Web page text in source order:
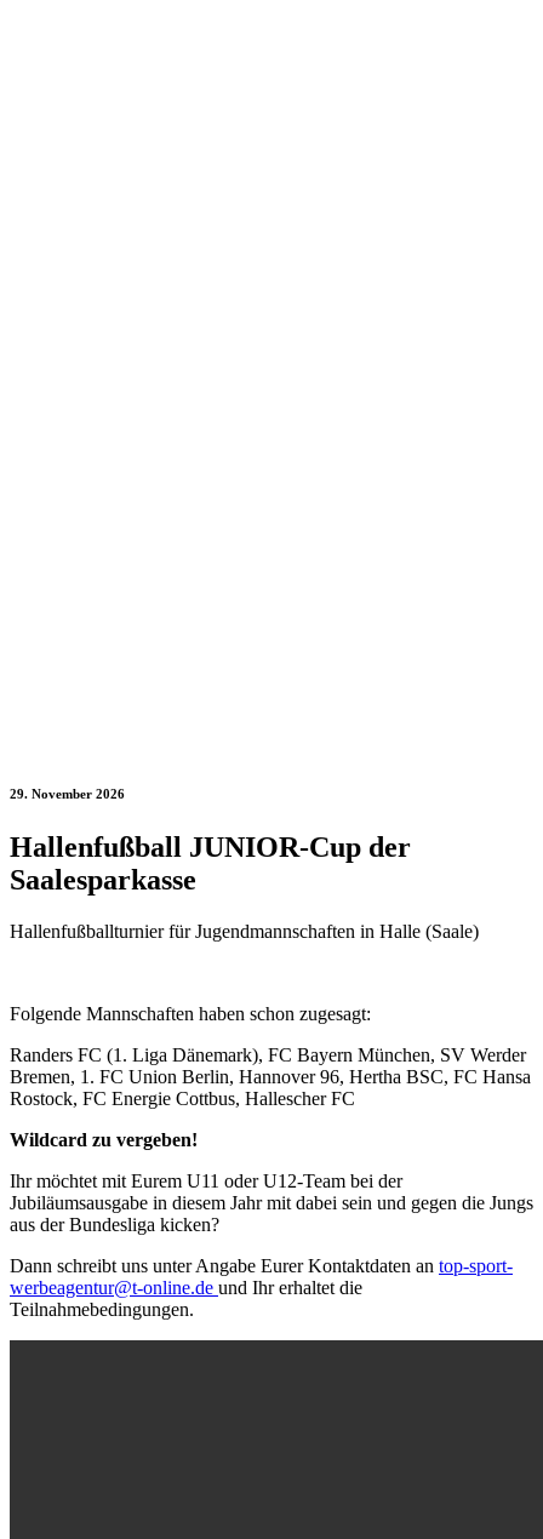
29. November 2026
Hallenfußball JUNIOR-Cup der
Saalesparkasse
Hallenfußballturnier für Jugendmannschaften in Halle (Saale)
Folgende Mannschaften haben schon zugesagt:
Randers FC (1. Liga Dänemark), FC Bayern München, SV Werder
Bremen, 1. FC Union Berlin, Hannover 96, Hertha BSC, FC Hansa
Rostock, FC Energie Cottbus, Hallescher FC
Wildcard zu vergeben!
Ihr möchtet mit Eurem U11 oder U12-Team bei der
Jubiläumsausgabe in diesem Jahr mit dabei sein und gegen die Jungs
aus der Bundesliga kicken?
Dann schreibt uns unter Angabe Eurer Kontaktdaten an top-sport-
werbeagentur@t-online.de und Ihr erhaltet die
Teilnahmebedingungen.